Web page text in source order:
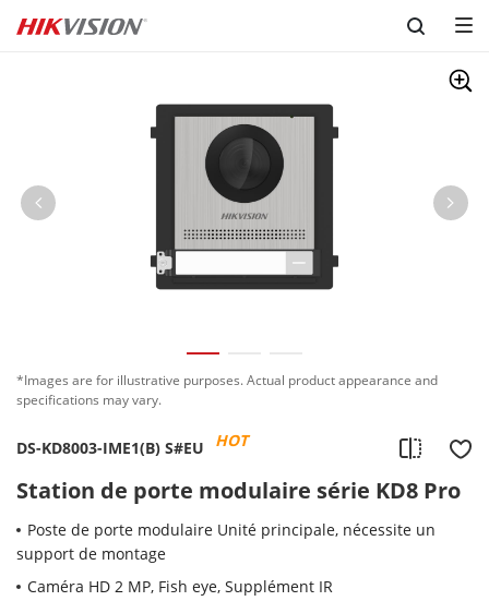
Skip to content
*Images are for illustrative purposes. Actual product appearance and
specifications may vary.
DS-KD8003-IME1(B) S#EU HOT
Station de porte modulaire série KD8 Pro
Poste de porte modulaire Unité principale, nécessite un
support de montage
Caméra HD 2 MP, Fish eye, Supplément IR